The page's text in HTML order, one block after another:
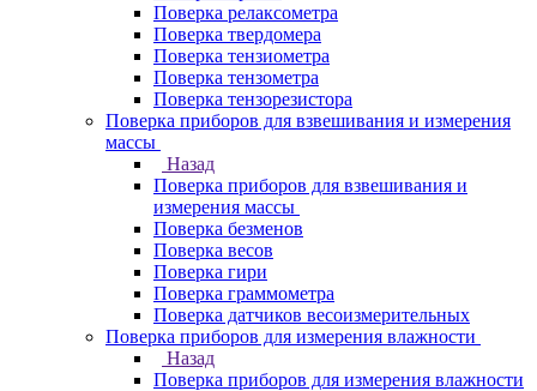
Поверка релаксометра
Поверка твердомера
Поверка тензиометра
Поверка тензометра
Поверка тензорезистора
Поверка приборов для взвешивания и измерения
массы
Назад
Поверка приборов для взвешивания и
измерения массы
Поверка безменов
Поверка весов
Поверка гири
Поверка граммометра
Поверка датчиков весоизмерительных
Поверка приборов для измерения влажности
Назад
Поверка приборов для измерения влажности